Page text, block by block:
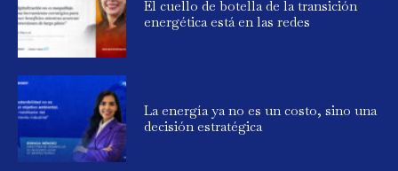
El cuello de botella de la transición
energética está en las redes
La energía ya no es un costo, sino una
decisión estratégica